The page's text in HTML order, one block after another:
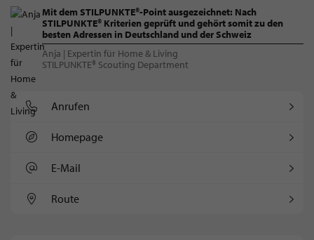
Mit dem STILPUNKTE®-Point ausgezeichnet: Nach
STILPUNKTE® Kriterien geprüft und gehört somit zu den
besten Adressen in Deutschland und der Schweiz
Anja | Expertin für Home & Living
STILPUNKTE® Scouting Department
Anrufen
Homepage
E-Mail
Route